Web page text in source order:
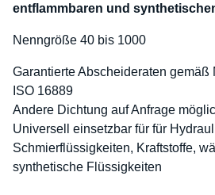
entflammbaren und
Nenngröße 40 bis 1000
Garantierte Abscheideraten gemäß
ISO 16889
Andere Dichtung auf Anfrage
Universell einsetzbar für für
Schmierflüssigkeiten, Kraftstoffe,
synthetische Flüssigkeiten